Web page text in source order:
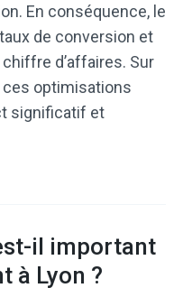
En conséquence, le
de conversion et
d’affaires. Sur
ces optimisations
significatif et
il important
à Lyon ?